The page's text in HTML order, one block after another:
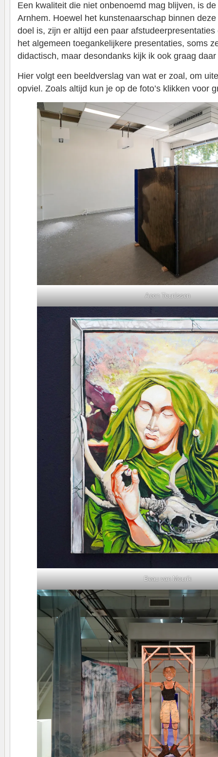
Een kwaliteit die niet onbenoemd mag blijven, is
Arnhem. Hoewel het kunstenaarschap binnen
doel is, zijn er altijd een paar
het algemeen toegankelijkere presentaties, soms
didactisch, maar desondanks kijk ik ook graag
Hier volgt een beeldverslag van wat er zoal, om
opviel. Zoals altijd kun je op de foto’s klikken voor
Aeon Teunissen
Beau van Mourik